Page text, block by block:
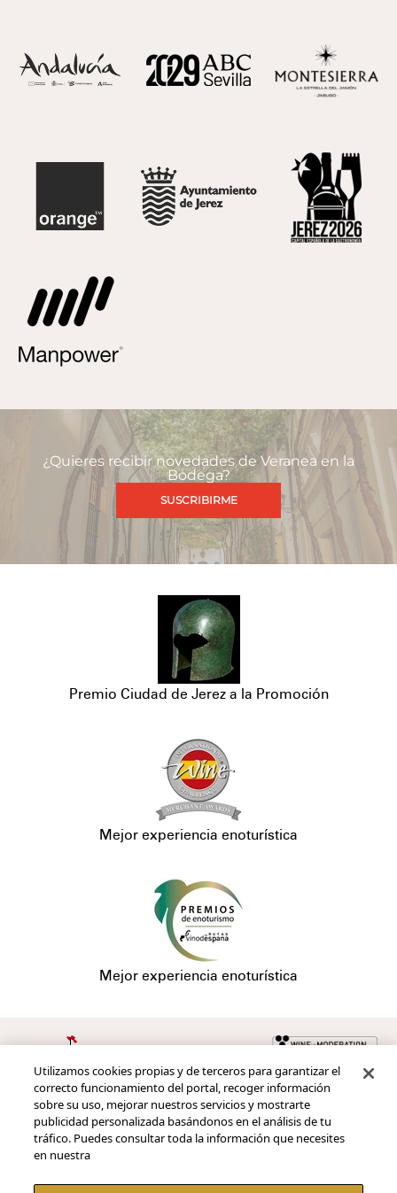
¿Quieres recibir novedades de Veranea en la
Bodega?
SUSCRIBIRME
Premio Ciudad de Jerez a la Promoción
Mejor experiencia enoturística
Mejor experiencia enoturística
Redes sociales
Pie de página
Utilizamos cookies propias y de terceros para garantizar el
correcto funcionamiento del portal, recoger información
sobre su uso, mejorar nuestros servicios y mostrarte
publicidad personalizada basándonos en el análisis de tu
tráfico. Puedes consultar toda la información que necesites
en nuestra